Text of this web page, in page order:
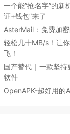
一个能”抢名字”的新
证+钱包”来了
AsterMail：免费加
轻松几十MB/s！让
飞！
国产替代｜一款坚
软件
OpenAPK-超好用的